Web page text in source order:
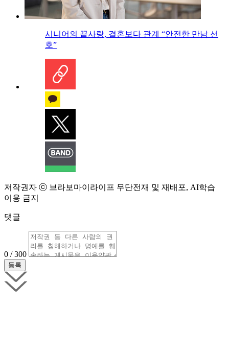
시니어의 끝사랑, 결혼보다 관계 “안전한 만남 선
호”
저작권자 ⓒ 브라보마이라이프 무단전재 및 재배포, AI학습
이용 금지
댓글
0 / 300